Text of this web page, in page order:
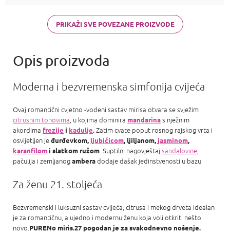
Mademoiselle
a Carolina
PRIKAŽI SVE POVEZANE PROIZVODE
Moderna i bezvremenska simfonija cvijeća
Ovaj romantični cvjetno -vodeni sastav mirisa otvara se svježim
citrusnim tonovima, u kojima dominira mandarinas nježnim
akordima frezije i kadulje.Zatim cvate poput rosnog rajskog vrta i
osvijetljen jeđurđevkom, ljubičicom, ljiljanom,jasminom,
karanfilomi slatkom ružom. Suptilni nagovještaj sandalovine,
pačulija i zemljanogamberadodaje dašak jedinstvenosti u bazu
Za ženu 21. stoljeća
Bezvremenski i luksuzni sastav cvijeća, citrusa i mekog drveta idealan
je za romantičnu, a ujedno i modernu ženu koja voli otkriti nešto
novo.PURENo miris.27 pogodan je za svakodnevno nošenje.